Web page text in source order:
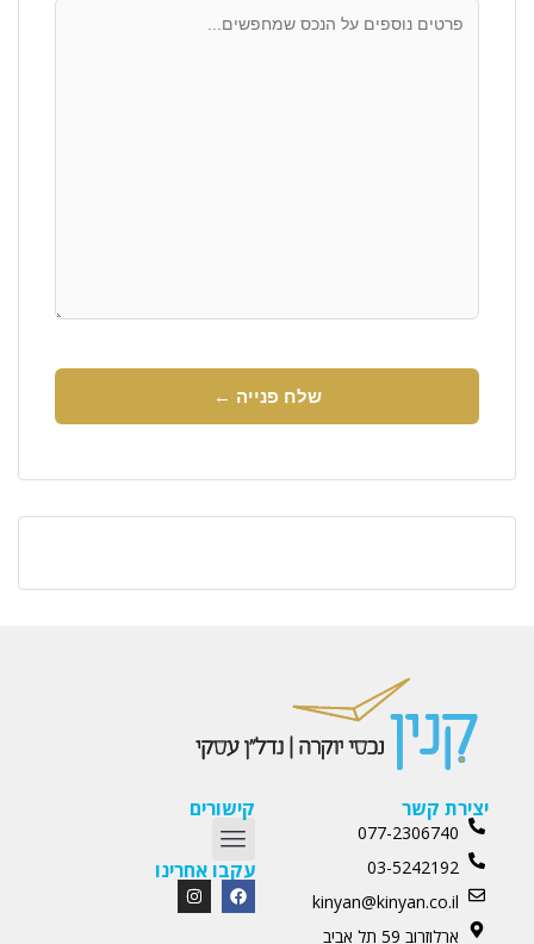
יצירת קשר
077-2306740
03-5242192
kinyan@kinyan.co.il
ארלוזרוב 59 תל אביב
קישורים
עקבו אחרינו